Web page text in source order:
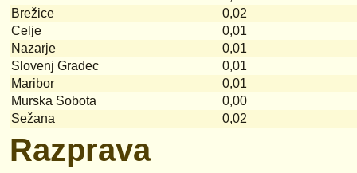
Brežice
0,02
Celje
0,01
Nazarje
0,01
Slovenj Gradec
0,01
Maribor
0,01
Murska Sobota
0,00
Sežana
0,02
Razprava